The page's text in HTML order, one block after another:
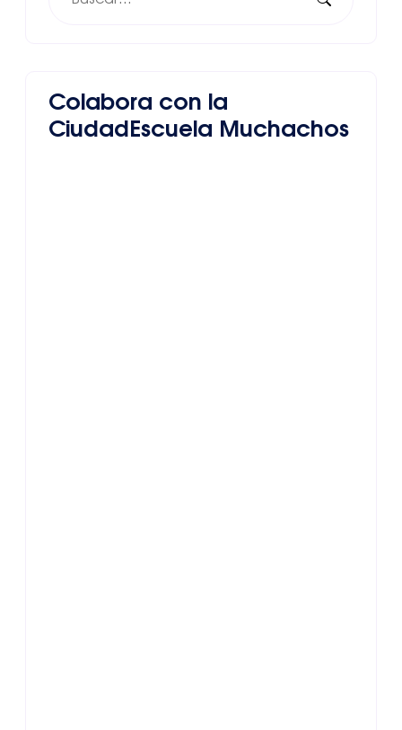
Colabora con la
CiudadEscuela Muchachos